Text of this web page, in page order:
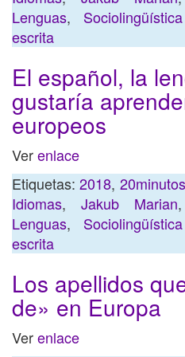
Lenguas, Sociolingüística
escrita
El español, la
gustaría
europeos
Verenlace
Etiquetas:2018,
Idiomas,Jakub Marian
Lenguas, Sociolingüística
escrita
Los apellidos
de» en Europa
Verenlace